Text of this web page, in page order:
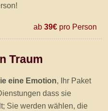
ab 39€pro Person
Traum
eine Emotion, Ihr Paket
dass sie
Sie werden wählen, die